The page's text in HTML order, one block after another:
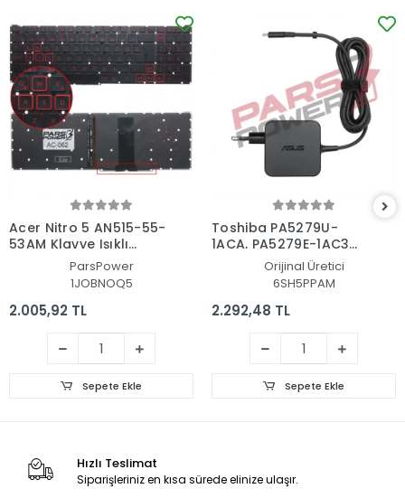
Acer Nitro 5 AN515-55-
53AM Klavye Işıklı
(Siyah TR)ParsPower
1JOBNOQ5
2.005,92 TL
Sepete Ekle
Toshiba PA5279U-
1ACA, PA5279E-1AC3
Adaptör Şarj Aleti-
Orijinal Üretici
6SH5PPAM
2.292,48 TL
Sepete Ekle
Hızlı Teslimat
Siparişleriniz en kısa sürede elinize ulaşır.